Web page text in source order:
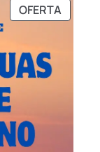
OFERTA
EN